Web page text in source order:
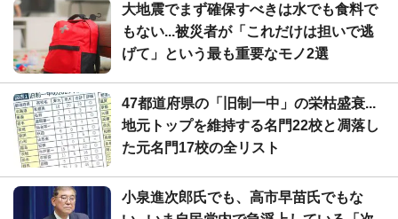
大地震でまず確保すべきは水でも食料で
もない...被災者が「これだけは担いで逃
げて」という最も重要なモノ2選
47都道府県の「旧制一中」の栄枯盛衰...
地元トップを維持する名門22校と凋落し
た元名門17校の全リスト
小泉進次郎氏でも、高市早苗氏でもな